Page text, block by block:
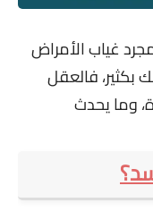
غياب الأمراض
فالعقل
وما يحدث